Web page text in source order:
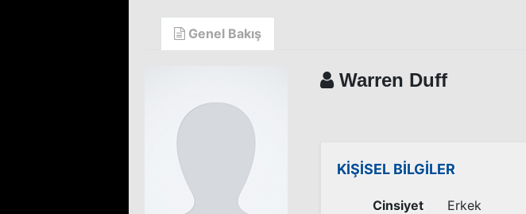
Genel Bakış
Warren Duff
KİŞİSEL BİLGİLER
Cinsiyet
Erkek